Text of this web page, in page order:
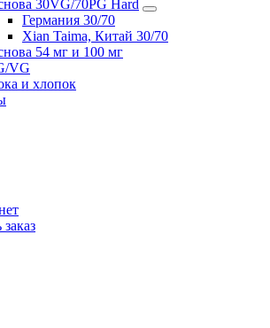
30VG/70PG Hard
Германия 30/70
Xian Taima, Китай 30/70
54 мг и 100 мг
VG
и хлопок